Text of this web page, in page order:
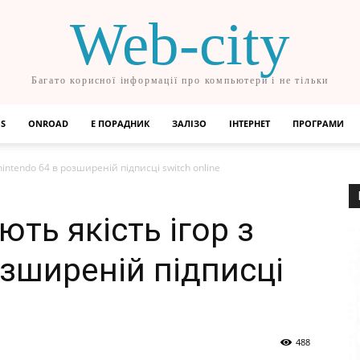
Web-city
Багато корисної інформації про компьютери і не тільки
ONROAD Е ПОРАДНИК ЗАЛІЗО ІНТЕРНЕТ ПРОГРАМИ
64 в розширеній підписці switch online
якість ігор з
підписці
488